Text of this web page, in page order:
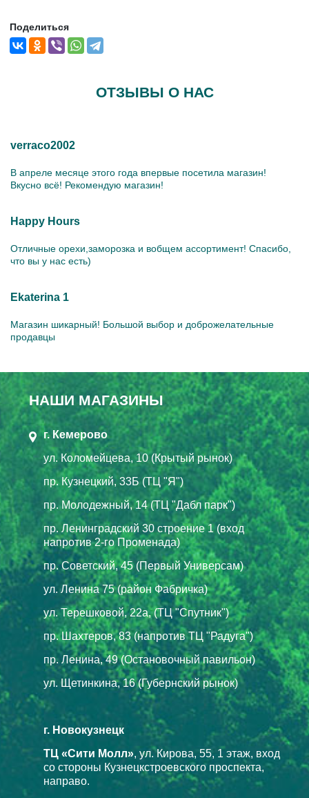
Поделиться
ОТЗЫВЫ О НАС
verraco2002
В апреле месяце этого года впервые посетила магазин!
Вкусно всё! Рекомендую магазин!
Happy Hours
Отличные орехи,заморозка и вобщем ассортимент! Спасибо,
что вы у нас есть)
Ekaterina 1
Магазин шикарный! Большой выбор и доброжелательные
продавцы
НАШИ МАГАЗИНЫ
г. Кемерово
ул. Коломейцева, 10 (Крытый рынок)
пр. Кузнецкий, 33Б (ТЦ "Я")
пр. Молодежный, 14 (ТЦ "Дабл парк")
пр. Ленинградский 30 строение 1 (вход
напротив 2-го Променада)
пр. Советский, 45 (Первый Универсам)
ул. Ленина 75 (район Фабричка)
ул. Терешковой, 22а, (ТЦ "Спутник")
пр. Шахтеров, 83 (напротив ТЦ "Радуга")
пр. Ленина, 49 (Остановочный павильон)
ул. Щетинкина, 16 (Губернский рынок)
г. Новокузнецк
ТЦ «Сити Молл», ул. Кирова, 55, 1 этаж, вход
со стороны Кузнецкстроевского проспекта,
направо.